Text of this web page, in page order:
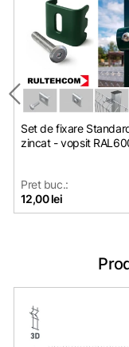
Set de fixare
zincat - vopsit
Pret buc.:
12,00 lei